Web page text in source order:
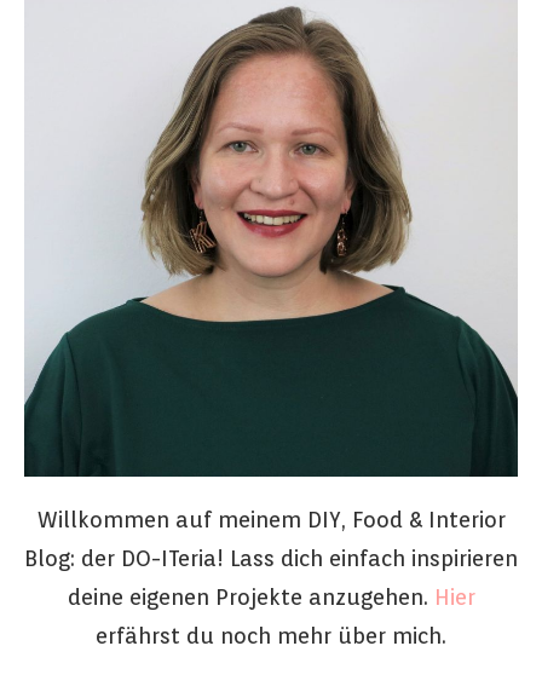
Willkommen auf meinem DIY, Food & Interior
Blog: der DO-ITeria! Lass dich einfach inspirieren
deine eigenen Projekte anzugehen. Hier
erfährst du noch mehr über mich.